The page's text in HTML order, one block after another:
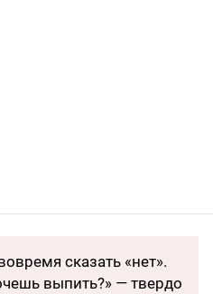
сказать «нет».
выпить?» — твeрдо